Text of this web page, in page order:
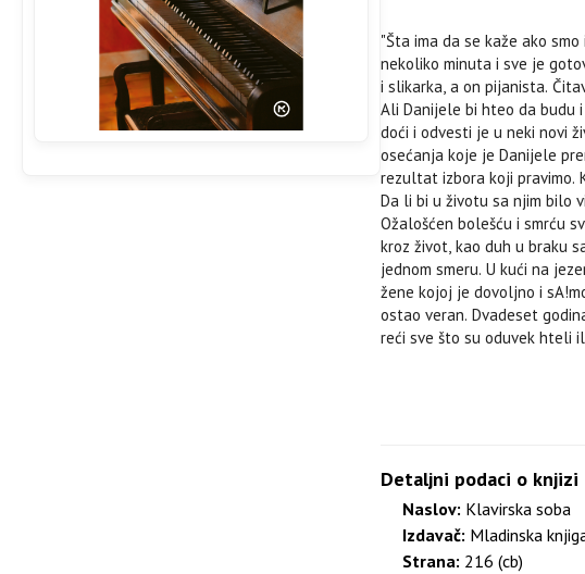
"Šta ima da se kaže ako
nekoliko minuta i sve je
i slikarka, a on pijanista.
Ali Danijele bi hteo da budu
doći i odvesti je u neki novi
osećanja koje je Danijele
rezultat izbora koji pravimo.
Da li bi u životu sa njim bilo
Ožalošćen bolešću i smrću
kroz život, kao duh u braku
jednom smeru. U kući na
žene kojoj je dovoljno i
ostao veran. Dvadeset
reći sve što su oduvek hteli
Detaljni podaci o knjizi
Naslov: Klavirska soba
Izdavač: Mladinska
Strana: 216 (cb)